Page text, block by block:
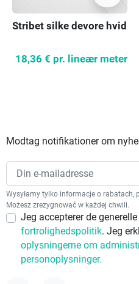
Stribet silke devore hvid
18,36 € pr. lineær meter
Modtag notifikationer om
Wysyłamy tylko informacje o
Możesz zrezygnować w każdej chwili.
Jeg accepterer de generelle
fortrolighedspolitik. Jeg
oplysningerne om
personoplysninger.